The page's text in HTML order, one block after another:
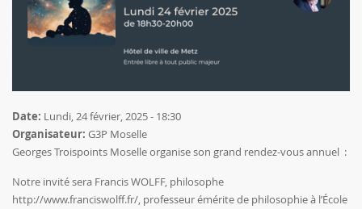
Date: Lundi, 24 février, 2025 - 18:30
Organisateur: G3P Moselle
Georges Troispoints Moselle organise son grand rendez-vous annuel :
Notre invité sera Francis WOLFF, philosophe
http://www.franciswolff.fr/, professeur émérite de philosophie à l’École